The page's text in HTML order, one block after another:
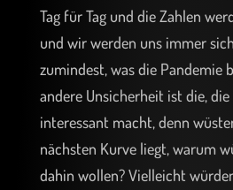
Tag für Tag und die Zahlen
und wir werden uns immer
zumindest, was die Pandemie
andere Unsicherheit ist die, die
interessant macht, denn
nächsten Kurve liegt, warum
dahin wollen? Vielleicht